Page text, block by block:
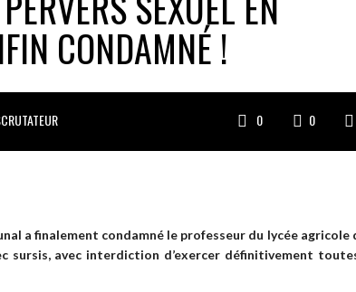
CONDAMNÉ !
0 0
a finalement condamné le professeur du lycée agricole
sursis, avec interdiction d’exercer définitivement